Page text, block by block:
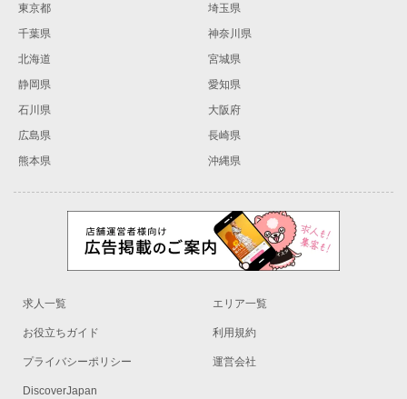
東京都
埼玉県
千葉県
神奈川県
北海道
宮城県
静岡県
愛知県
石川県
大阪府
広島県
長崎県
熊本県
沖縄県
求人一覧 エリア一覧
お役立ちガイド 利用規約
プライバシーポリシー 運営会社
DiscoverJapan